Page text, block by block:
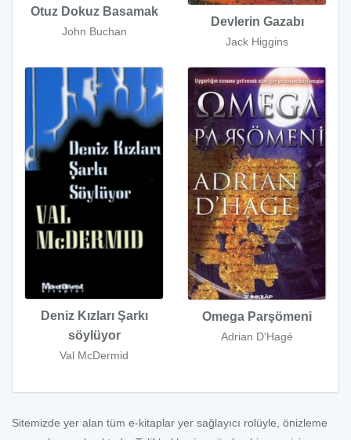
Otuz Dokuz Basamak
John Buchan
Devlerin Gazabı
Jack Higgins
Deniz Kızları Şarkı
söylüyor
Val McDermid
Omega Parşömeni
Adrian D'Hagé
Sitemizde yer alan tüm e-kitaplar yer sağlayıcı rolüyle, önizleme